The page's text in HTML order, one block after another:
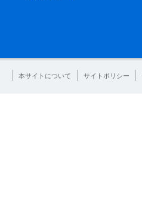
本サイトについて サイトポリシー